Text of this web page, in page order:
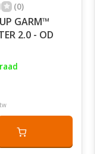
(0)
GARM™
2.0 - OD